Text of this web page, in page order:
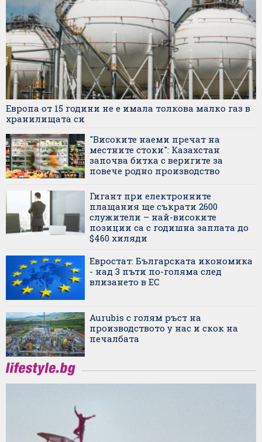
Европа от 15 години не е имала толкова малко газ в
хранилищата си
"Високите наеми пречат на
местните стоки": Казахстан
започва битка с веригите за
повече родно производство
Гигант при електронните
плащания ще съкрати 2600
служители – най-високите
позиции са с годишна заплата до
$460 хиляди
Евростат: Българската икономика
- над 3 пъти по-голяма след
влизането в ЕС
Aurubis с голям ръст на
производството у нас и скок на
печалбата